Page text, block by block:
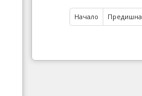
Начало Предишна